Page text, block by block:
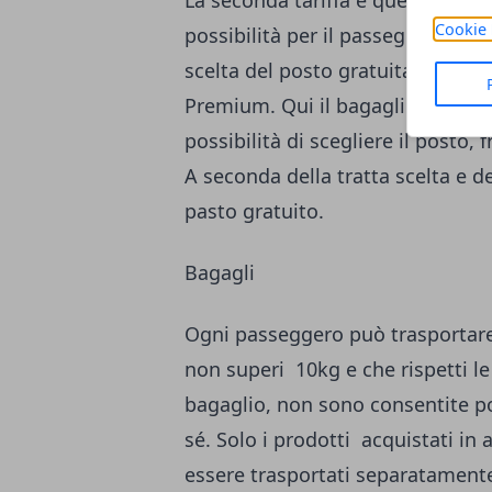
Cookie
possibilità per il passeggero di
scelta del posto gratuita, fra
Premium. Qui il bagaglio da
possibilità di scegliere il posto,
A seconda della tratta scelta e
pasto gratuito.
Bagagli
Ogni passeggero può
non superi 10kg e che rispetti
bagaglio, non sono consentite
sé. Solo i prodotti acquistati in
essere trasportati